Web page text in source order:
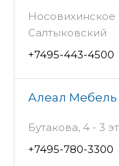
Носовихинское
Салтыковский
+7495-443-4500
Алеал Мебель
Бутакова, 4 - 3
+7495-780-3300